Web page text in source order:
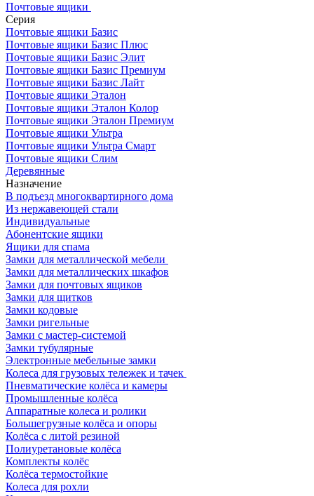
Почтовые ящики
Серия
Почтовые ящики Базис
Почтовые ящики Базис Плюс
Почтовые ящики Базис Элит
Почтовые ящики Базис Премиум
Почтовые ящики Базис Лайт
Почтовые ящики Эталон
Почтовые ящики Эталон Колор
Почтовые ящики Эталон Премиум
Почтовые ящики Ультра
Почтовые ящики Ультра Смарт
Почтовые ящики Слим
Деревянные
Назначение
В подъезд многоквартирного дома
Из нержавеющей стали
Индивидуальные
Абонентские ящики
Ящики для спама
Замки для металлической мебели
Замки для металлических шкафов
Замки для почтовых ящиков
Замки для щитков
Замки кодовые
Замки ригельные
Замки с мастер-системой
Замки тубулярные
Электронные мебельные замки
Колеса для грузовых тележек и тачек
Пневматические колёса и камеры
Промышленные колёса
Аппаратные колеса и ролики
Большегрузные колёса и опоры
Колёса с литой резиной
Полиуретановые колёса
Комплекты колёс
Колёса термостойкие
Колеса для рохли